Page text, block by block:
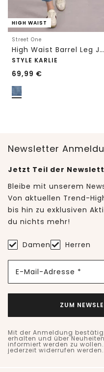
HIGH WAIST
Street One
High Waist Barrel Leg Jeans im Loose Fit
STYLE KARLIE
69,99 €
Newsletter
Jetzt Teil der
Bleibe mit unserem
Von aktuellen Trend-
bis hin zu exklusiven
du nichts mehr!
Damen Herren
E-Mail-Adresse *
ZUM
Mit der Anmeldung
erhalten und über
informiert werden zu
jederzeit widerrufen werden.